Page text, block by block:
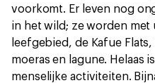
voorkomt. Er leven nog
in het wild; ze worden
leefgebied, de Kafue
moeras en lagune. Helaas
menselijke activiteiten.